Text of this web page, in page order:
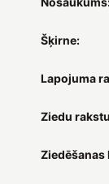
Šķirne:
Lapojuma
Ziedu
Ziedēšanas